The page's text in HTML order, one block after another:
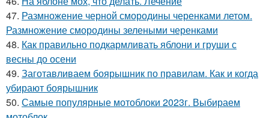
47. Размножение черной смородины черенками летом.
Размножение смородины зелеными черенками
48. Как правильно подкармливать яблони и груши с
весны до осени
49. Заготавливаем боярышник по правилам. Как и когда
убирают боярышник
50. Самые популярные мотоблоки 2023г. Выбираем